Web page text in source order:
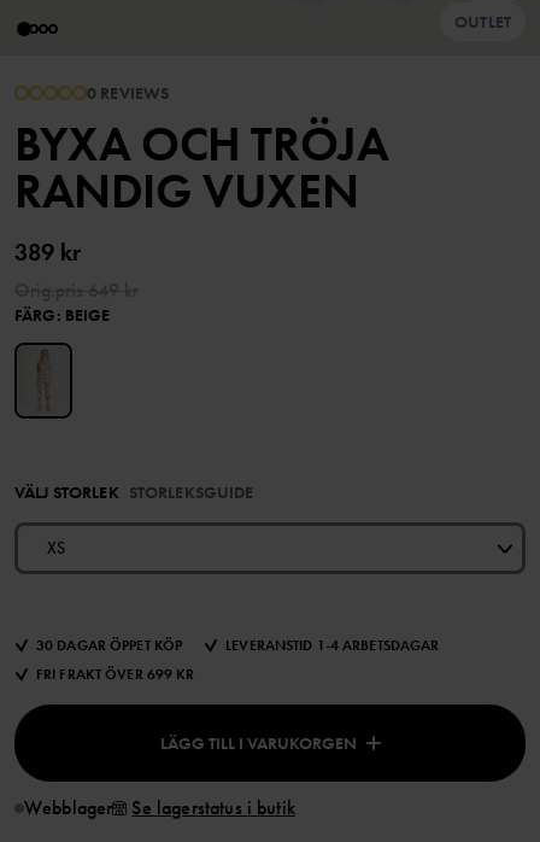
OUTLET
0 REVIEWS
BYXA OCH TRÖJA
RANDIG VUXEN
389 kr
FÄRG: BEIGE
VÄLJ STORLEK STORLEKSGUIDE
XS
30 DAGAR ÖPPET KÖP
LEVERANSTID 1-4 ARBETSDAGAR
FRI FRAKT ÖVER 699 KR
LÄGG TILL I VARUKORGEN
Webblager Se lagerstatus i butik